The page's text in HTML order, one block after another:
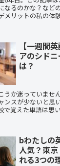
なるのかな？など
リットの私の体
【一週間
アのシド
は？
うか迷っていませ
ンスが少ないと思
で覚えた単語は思
bわたしの
人気？東
れる3つの